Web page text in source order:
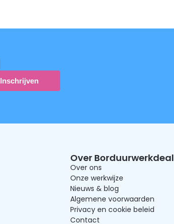
Over Borduurwerkdeal
Over ons
Onze werkwijze
Nieuws & blog
Algemene voorwaarden
Privacy en cookie beleid
Contact